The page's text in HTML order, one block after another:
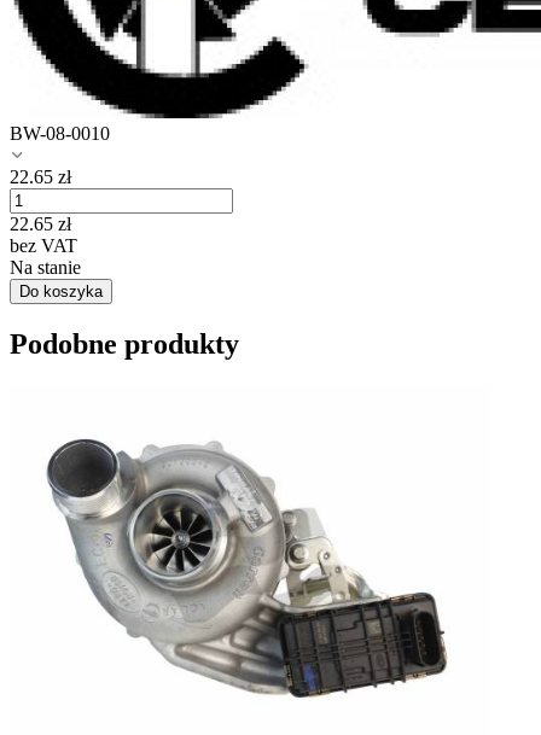
BW-08-0010
22.65 zł
22.65 zł
bez VAT
Na stanie
Do koszyka
Podobne produkty